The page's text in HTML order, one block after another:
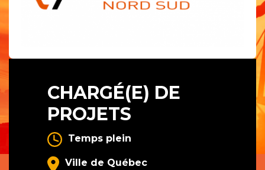
CHARGÉ(E) DE
PROJETS
Temps plein
Ville de Québec